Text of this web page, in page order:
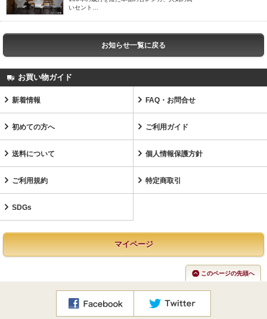
いセント…
お知らせ一覧に戻る
お買い物ガイド
新着情報 FAQ・お問合せ
初めての方へ ご利用ガイド
送料について 個人情報保護方針
ご利用規約 特定商取引
SDGs
マイページ
このページの先頭へ